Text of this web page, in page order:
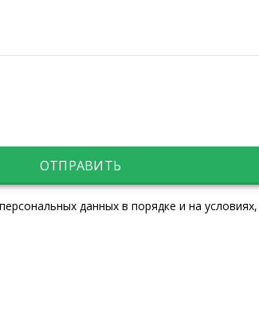
ОТПРАВИТЬ
данных в порядке и на условиях,